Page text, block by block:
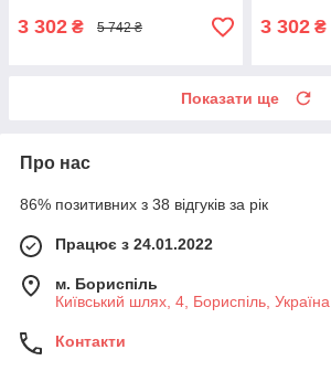
3 302 ₴ 5 742 ₴ 3 302 ₴
Показати ще
Про нас
86% позитивних з 38 відгуків за рік
Працює з 24.01.2022
м. Бориспіль
Київський шлях, 4, Бориспіль, Україна
Контакти